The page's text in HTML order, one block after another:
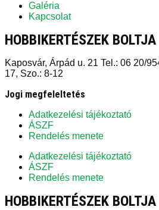
Galéria
Kapcsolat
HOBBIKERTÉSZEK BOLTJA
Kaposvár, Árpád u. 21 Tel.: 06 20/
17, Szo.: 8-12
Jogi megfeleltetés
Adatkezelési tájékoztató
ÁSZF
Rendelés menete
Adatkezelési tájékoztató
ÁSZF
Rendelés menete
HOBBIKERTÉSZEK BOLTJA